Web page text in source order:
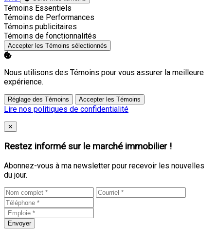
Activer
Témoins Essentiels
Activer
Témoins de Performances
Activer
Témoins publicitaires
Activer
Témoins de fonctionnalités
Accepter les Témoins sélectionnés
Nous utilisons des Témoins pour vous assurer la meilleure
expérience.
Réglage des Témoins Accepter les Témoins
Lire nos politiques de confidentialité
Close
✕
Restez informé sur le marché immobilier !
Abonnez-vous à ma newsletter pour recevoir les nouvelles
du jour.
Envoyer